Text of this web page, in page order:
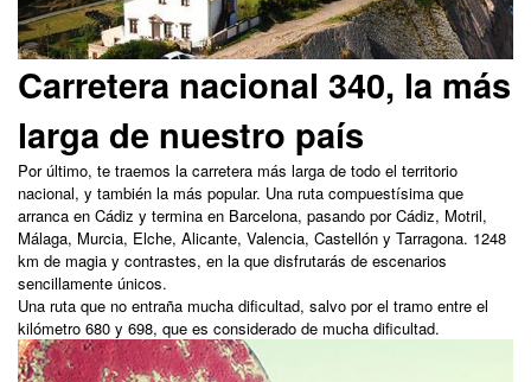
Carretera nacional 340, la más
larga de nuestro país
Por último, te traemos la carretera más larga de todo el territorio
nacional, y también la más popular. Una ruta compuestísima que
arranca en Cádiz y termina en Barcelona, pasando por Cádiz, Motril,
Málaga, Murcia, Elche, Alicante, Valencia, Castellón y Tarragona. 1248
km de magia y contrastes, en la que disfrutarás de escenarios
sencillamente únicos.
Una ruta que no entraña mucha dificultad, salvo por el tramo entre el
kilómetro 680 y 698, que es considerado de mucha dificultad.